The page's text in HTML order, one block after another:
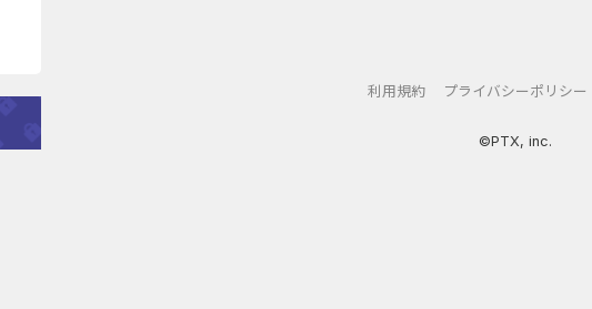
利用規約 プライバシーポリシー
©PTX, inc.